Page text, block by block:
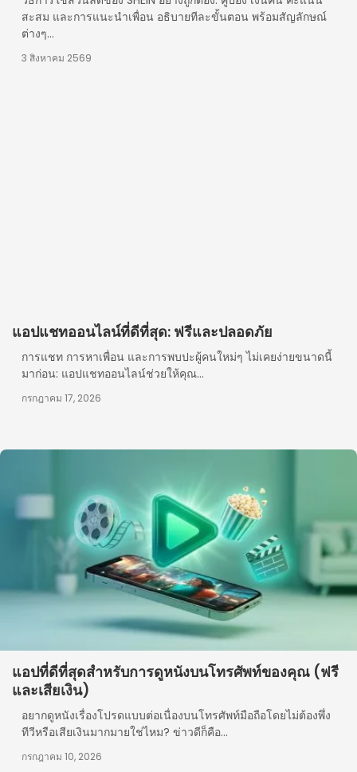
สะสม และการแนะนำเพื่อน อธิบายทีละขั้นตอน พร้อมสัญลักษณ์
ต่างๆ...
3 สิงหาคม 2569
แอปแชทออนไลน์ที่ดีที่สุด: ฟรีและปลอดภัย
การแชท การหาเพื่อน และการพบปะผู้คนใหม่ๆ ไม่เคยง่ายขนาดนี้
มาก่อน: แอปแชทออนไลน์ช่วยให้คุณ...
กรกฎาคม 17, 2026
แอปที่ดีที่สุดสำหรับการดูหนังบนโทรศัพท์ของคุณ (ฟรี
และเสียเงิน)
อยากดูหนังเรื่องโปรดแบบต่อเนื่องบนโทรศัพท์มือถือโดยไม่ต้องพึ่ง
ทีวีหรือเสียเงินมากมายใช่ไหม? ข่าวดีก็คือ...
กรกฎาคม 10, 2026